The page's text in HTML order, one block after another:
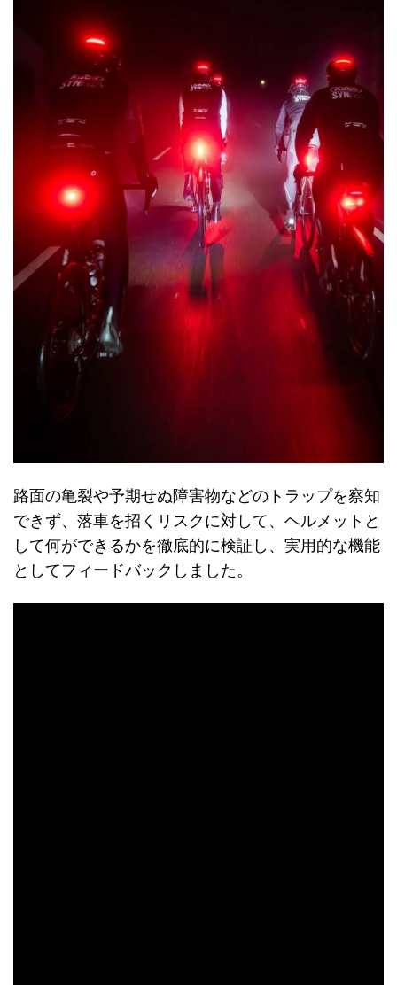
路面の亀裂や予期せぬ障害物などのトラップを察知
できず、落車を招くリスクに対して、ヘルメットと
して何ができるかを徹底的に検証し、実用的な機能
としてフィードバックしました。